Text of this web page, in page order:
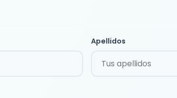
Apellidos